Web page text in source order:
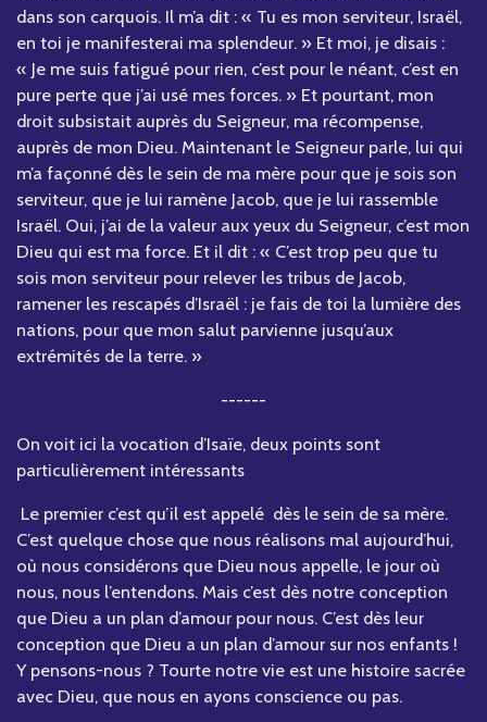
dans son carquois. Il m’a dit : « Tu es mon serviteur, Israël,
en toi je manifesterai ma splendeur. » Et moi, je disais :
« Je me suis fatigué pour rien, c’est pour le néant, c’est en
pure perte que j’ai usé mes forces. » Et pourtant, mon
droit subsistait auprès du Seigneur, ma récompense,
auprès de mon Dieu. Maintenant le Seigneur parle, lui qui
m’a façonné dès le sein de ma mère pour que je sois son
serviteur, que je lui ramène Jacob, que je lui rassemble
Israël. Oui, j’ai de la valeur aux yeux du Seigneur, c’est mon
Dieu qui est ma force. Et il dit : « C’est trop peu que tu
sois mon serviteur pour relever les tribus de Jacob,
ramener les rescapés d’Israël : je fais de toi la lumière des
nations, pour que mon salut parvienne jusqu’aux
extrémités de la terre. »
------
On voit ici la vocation d’Isaïe, deux points sont
particulièrement intéressants
Le premier c’est qu’il est appelé dès le sein de sa mère.
C’est quelque chose que nous réalisons mal aujourd’hui,
où nous considérons que Dieu nous appelle, le jour où
nous, nous l’entendons. Mais c’est dès notre conception
que Dieu a un plan d’amour pour nous. C’est dès leur
conception que Dieu a un plan d’amour sur nos enfants !
Y pensons-nous ? Tourte notre vie est une histoire sacrée
avec Dieu, que nous en ayons conscience ou pas.